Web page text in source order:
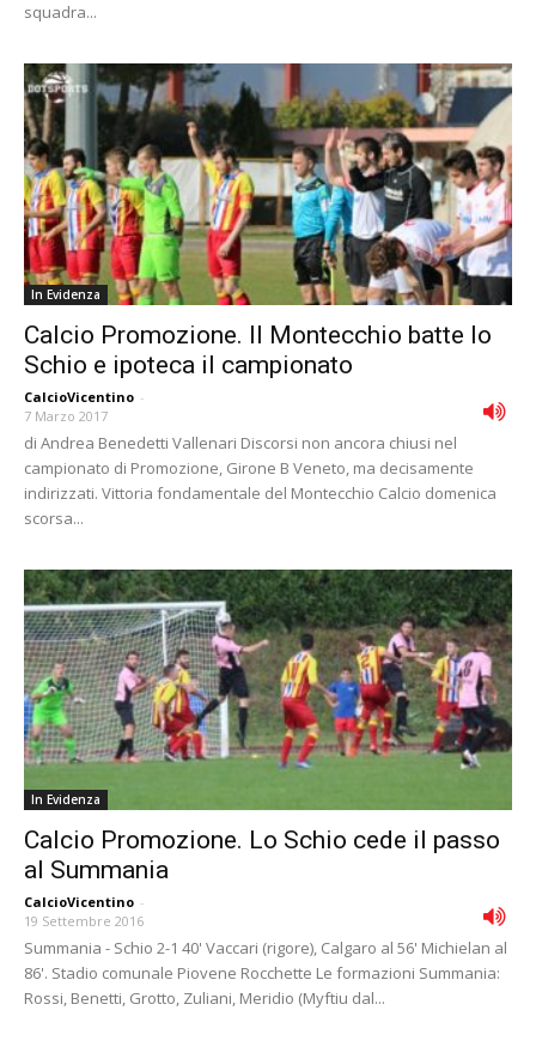
squadra...
In Evidenza
Calcio Promozione. Il Montecchio batte lo
Schio e ipoteca il campionato
CalcioVicentino -
7 Marzo 2017
di Andrea Benedetti Vallenari Discorsi non ancora chiusi nel
campionato di Promozione, Girone B Veneto, ma decisamente
indirizzati. Vittoria fondamentale del Montecchio Calcio domenica
scorsa...
In Evidenza
Calcio Promozione. Lo Schio cede il passo
al Summania
CalcioVicentino -
19 Settembre 2016
Summania - Schio 2-1 40' Vaccari (rigore), Calgaro al 56' Michielan al
86'. Stadio comunale Piovene Rocchette Le formazioni Summania:
Rossi, Benetti, Grotto, Zuliani, Meridio (Myftiu dal...